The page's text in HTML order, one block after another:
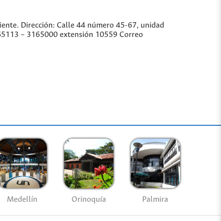
Dirección: Calle 44 número 45-67, unidad
– 3165000 extensión 10559 Correo
Medellín Orinoquía Palmira